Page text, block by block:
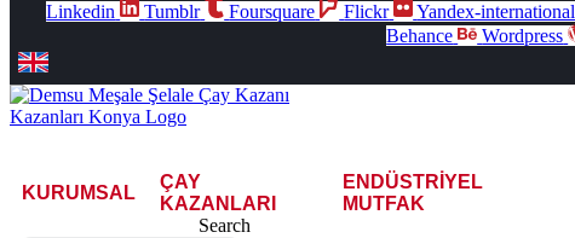
Linkedin
Tumblr Foursquare Flickr Yandex-international
Behance
Wordpress
KURUMSAL
ÇAY
KAZANLARI
ENDÜSTRIYEL
MUTFAK
Search